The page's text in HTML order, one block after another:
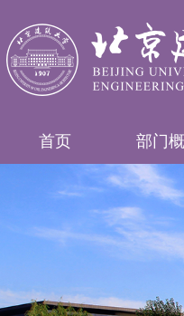
首页 部门